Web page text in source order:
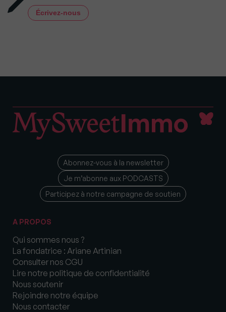
Écrivez-nous
Abonnez-vous à la newsletter
Je m’abonne aux PODCASTS
Participez à notre campagne de soutien
A PROPOS
Qui sommes nous ?
La fondatrice : Ariane Artinian
Consulter nos CGU
Lire notre politique de confidentialité
Nous soutenir
Rejoindre notre équipe
Nous contacter